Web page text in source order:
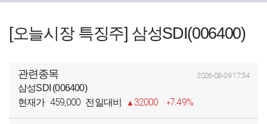
[오늘시장 특징주] 삼성SDI(006400)
관련종목 2026-08-09 17:54
삼성SDI (006400)
현재가 459,000 전일대비 32000 7.49%